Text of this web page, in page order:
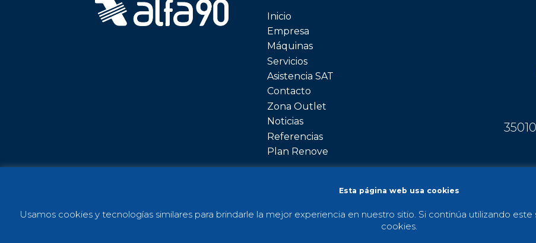
Inicio
Empresa
Máquinas
Servicios
Asistencia SAT
Contacto
Zona Outlet
Noticias
Referencias
Plan Renove
© 2026 Todos
Esta página web usa cookies
Usamos cookies y tecnologías similares para brindarle la mejor experiencia en nuestro sitio. Si continúa utilizando
cookies.